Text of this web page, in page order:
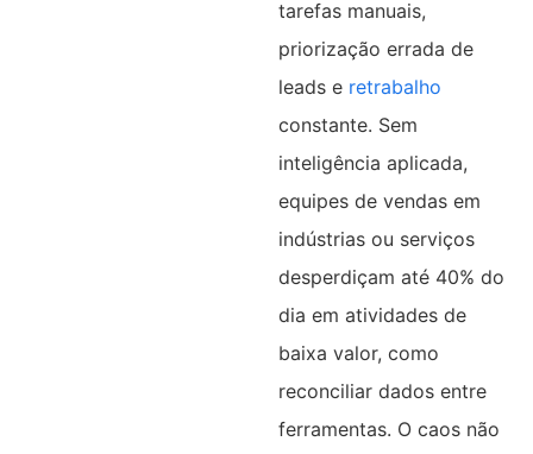
tarefas manuais,
priorização errada de
leads e retrabalho
constante. Sem
inteligência aplicada,
equipes de vendas em
indústrias ou serviços
desperdiçam até 40% do
dia em atividades de
baixa valor, como
reconciliar dados entre
ferramentas. O caos não